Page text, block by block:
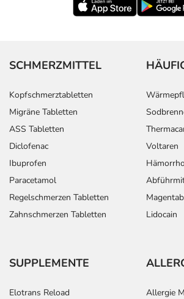
SCHMERZMITTEL
Kopfschmerztabletten
Migräne Tabletten
ASS Tabletten
Diclofenac
Ibuprofen
Paracetamol
Regelschmerzen Tabletten
Zahnschmerzen Tabletten
Voltaren
Lidocain
SUPPLEMENTE
Elotrans Reload
Allergie